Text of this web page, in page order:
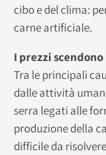
cibo e del clima:
carne artificiale.
I prezzi scendono
Tra le principali
dalle attività
serra legati alle
produzione della
difficile da